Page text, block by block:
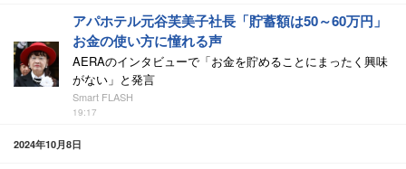
アパホテル元谷芙美子社長「貯蓄額は50～60万円」
お金の使い方に憧れる声
AERAのインタビューで「お金を貯めることにまったく興味
がない」と発言
Smart FLASH
19:17
2024年10月8日